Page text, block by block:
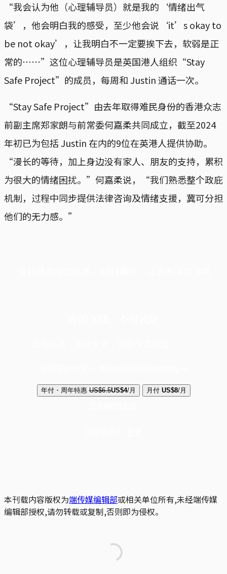
“我会认为他（心理辅导员）就是我的‘情绪出气
袋’，他会明白我的感受，至少他会说‘it’s okay to
be not okay’，让我明白不一定要挨下去，软弱是正
常的⋯⋯”这位心理辅导员是英国港人组织“Stay
Safe Project”的成员，每周和 Justin 通话一次。
“Stay Safe Project”由去年取得难民身份的香港众志
前副主席郑家朗与前常委何嘉柔共同成立，截至2024
年初已为包括 Justin 在内的9位在英港人提供协助。
“漫长的等待，加上身边没有家人、朋友的支持，累积
为很大的情绪困扰。”何嘉柔说，“我们熟悉整个政庇
机制，过程中同步提供法律咨询及情绪支援，冀可分担
他们的无力感。”
年付・周年特惠 US$6.5US$4/月 月付 US$8/月
本刊载内容版权为端传媒编辑部或相关单位所有,未经端传媒
编辑部授权,请勿转载或复制,否则即为侵权。